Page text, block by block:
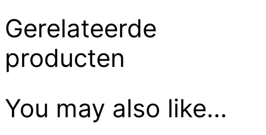
Gerelateerde
producten
You may also like…